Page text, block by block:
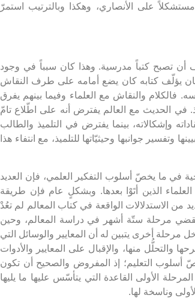
على الأنصاري، وهكذا وبالترتيب استمرّ
أن تصبح كتباً مدرسية. وهذا كان سبباً في وجود
يؤلّف كتابه كان يضع أمامه على طرف النقاش
فالكلام والنقاش مع العلماء وفيما بينهم يفرق
في الحديث مع العالم يفترض أنه على اطّلاع تامّ
وإشكالاته، بينما يفترض في التلميذ والطالب
وتفسير جوانبها وحيثيّاتها للتلميذ، مع انتفاء هذا
في ما يخصّ أسلوب التفكير العلمي، فإن العديد
الذين أتَوْا بعدها. وبشكلٍ عام فإن طريقة
من الاستدلالات الواقعة في كتاب المعالم لم تعُدْ
مرحلة ستّة أشهر في دراسة المعالم، وحين
مرحلة أخرى يتبين له أن المعايير والوسائل التي
والتحلُّل منها، والإقبال على المعايير والأدوات
أسلوب التعليم؛ إذ المفروض والصحيح أن تكون
الأولى القاعدة التي يتأسّس عليها ما يليها
وناسخة لها.